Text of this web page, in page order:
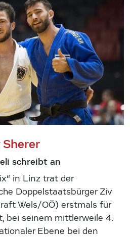
schreibt an
in Linz trat der
Doppelstaatsbürger Ziv
Wels/OÖ) erstmals für
bei seinem mittlerweile 4.
Ebene bei den